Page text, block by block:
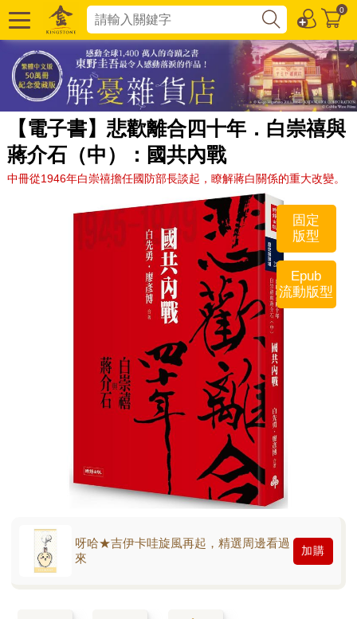
0
【電子書】悲歡離合四十年．白崇禧與
蔣介石（中）：國共內戰
中冊從1946年白崇禧擔任國防部長談起，瞭解蔣白關係的重大改變。
固定
版型
Epub
流動版型
呀哈★吉伊卡哇旋風再起，精選周邊看過
來
加購